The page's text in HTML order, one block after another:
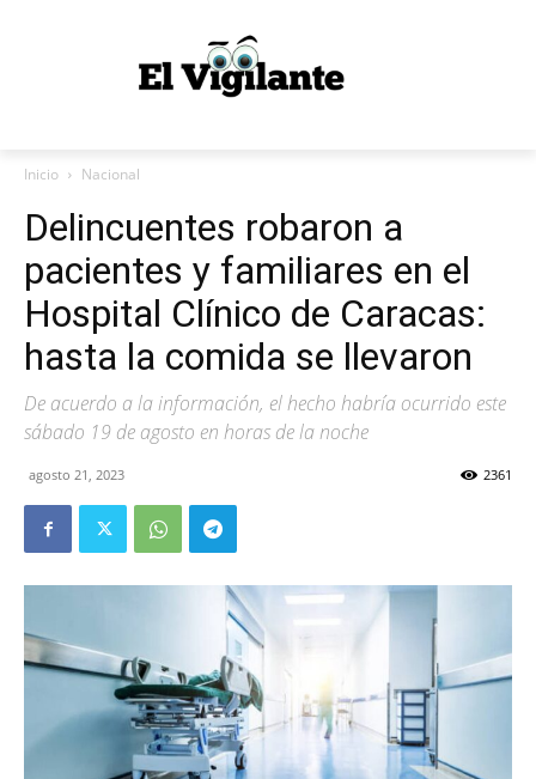
Inicio Nacional
Delincuentes robaron a
pacientes y familiares en el
Hospital Clínico de Caracas:
hasta la comida se llevaron
De acuerdo a la información, el hecho habría ocurrido este
sábado 19 de agosto en horas de la noche
agosto 21, 2023 2361